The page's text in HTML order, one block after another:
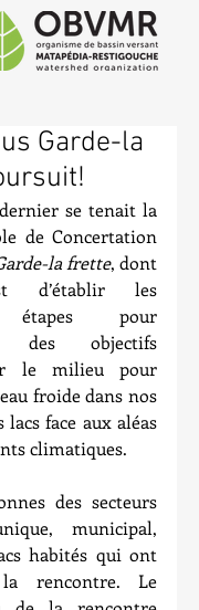
Garde-la
se tenait la
de Concertation
la frette, dont
d’établir les
étapes pour
des objectifs
le milieu pour
froide dans nos
face aux aléas
climatiques.
des secteurs
municipal,
habités qui ont
rencontre. Le